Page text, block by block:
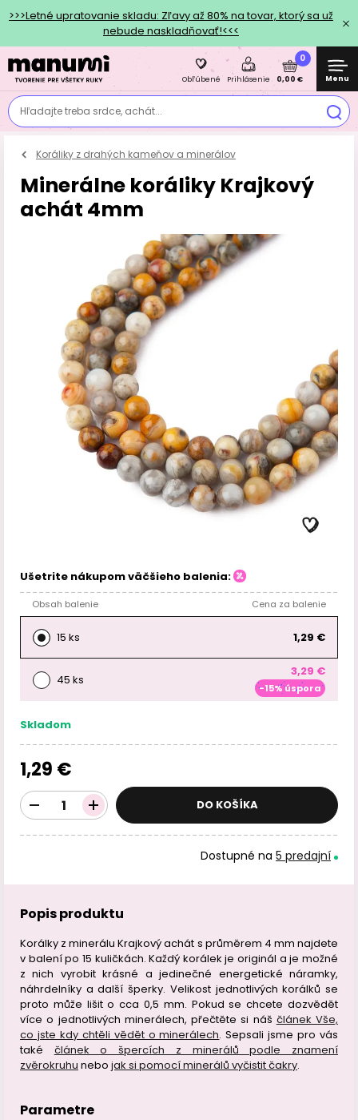
>>>Letné upratovanie skladu: Zľavy až 80% na tovar, ktorý sa už
nebude naskladňovať!<<<
Hľadajte treba srdce, achát...
Obľúbené Prihlásenie
0
0,00 € Menu
Koráliky z drahých kameňov a minerálov
Minerálne koráliky Krajkový
achát 4mm
Ušetrite nákupom väčšieho balenia:
Obsah balenie Cena za balenie
15 ks 1,29 €
45 ks
3,29 €
-15% úspora
Skladom
1,29 €
DO KOŠÍKA
Dostupné na 5 predajní
Popis produktu
Korálky z minerálu Krajkový achát s průměrem 4 mm najdete
v balení po 15 kuličkách. Každý korálek je originál a je možné
z nich vyrobit krásné a jedinečné energetické náramky,
náhrdelníky a další šperky. Velikost jednotlivých korálků se
proto může lišit o cca 0,5 mm. Pokud se chcete dozvědět
více o jednotlivých minerálech, přečtěte si náš článek Vše,
co jste kdy chtěli vědět o minerálech. Sepsali jsme pro vás
také článek o špercích z minerálů podle znamení
zvěrokruhu nebo jak si pomocí minerálů vyčistit čakry.
Parametre